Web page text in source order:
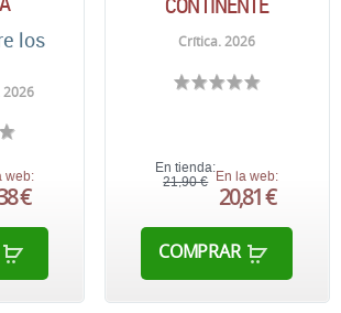
los
2026
web:
€
Crítica. 2026
En tienda:
21,90 € En la web:
20,81 €
COMPRAR